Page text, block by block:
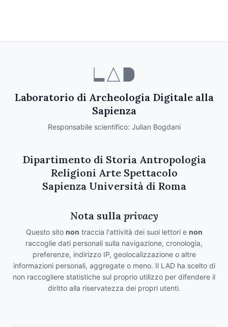
Laboratorio di Archeologia Digitale alla
Sapienza
Responsabile scientifico: Julian Bogdani
Dipartimento di Storia Antropologia
Religioni Arte Spettacolo
Sapienza Università di Roma
Nota sulla privacy
Questo sito non traccia l'attività dei suoi lettori e non
raccoglie dati personali sulla navigazione, cronologia,
preferenze, indirizzo IP, geolocalizzazione o altre
informazioni personali, aggregate o meno. Il LAD ha scelto di
non raccogliere statistiche sul proprio utilizzo per difendere il
diritto alla riservatezza dei propri utenti.